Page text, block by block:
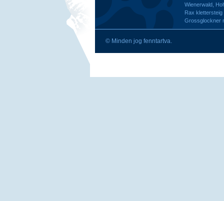
Wienerwald,
Rax
Grossglockner
© Minden jog fenntartva.